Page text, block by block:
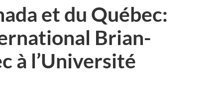
et du Québec:
Brian-
à l’Université